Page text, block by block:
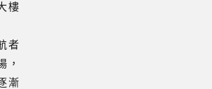
樓
者
，
漸